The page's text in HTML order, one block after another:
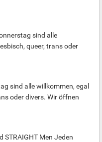
sind alle
queer, trans oder
sind alle willkommen, egal
oder divers. Wir öffnen
Men Jeden